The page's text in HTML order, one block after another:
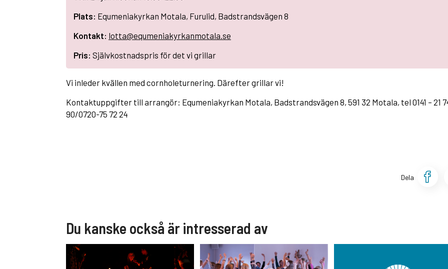
Plats: Equmeniakyrkan Motala, Furulid, Badstrandsvägen 8
Kontakt: lotta@equmeniakyrkanmotala.se
Pris: Självkostnadspris för det vi grillar
Vi inleder kvällen med cornholeturnering. Därefter grillar vi!
Kontaktuppgifter till arrangör: Equmeniakyrkan Motala, Badstrandsvägen 8, 591 32 Motala, tel 0141 – 21
90/0720-75 72 24
Dela
Du kanske också är intresserad av